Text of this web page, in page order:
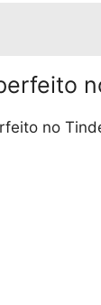
no